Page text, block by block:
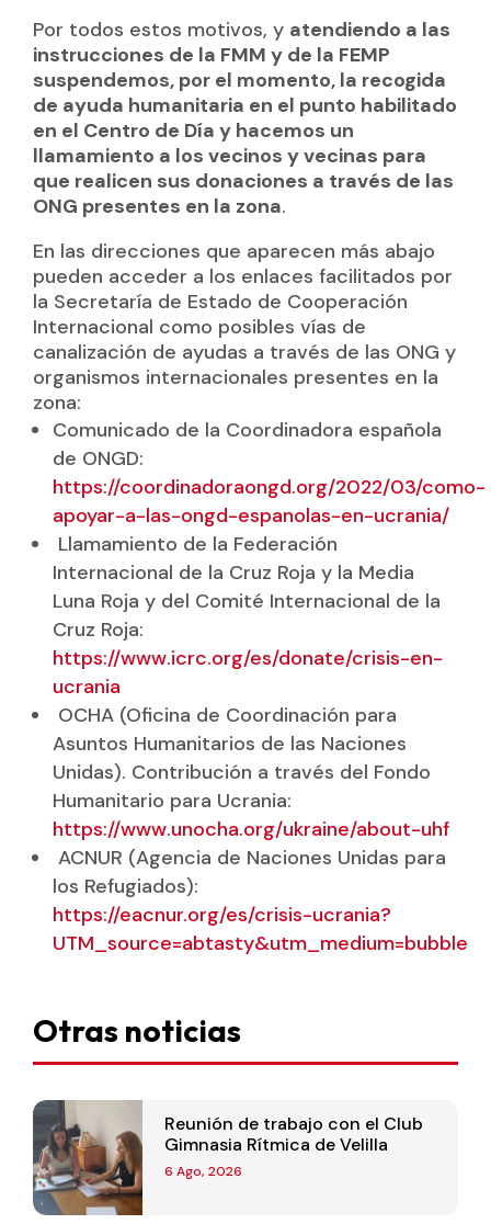
Por todos estos motivos, y atendiendo a las
instrucciones de la FMM y de la FEMP
suspendemos, por el momento, la recogida
de ayuda humanitaria en el punto habilitado
en el Centro de Día y hacemos un
llamamiento a los vecinos y vecinas para
que realicen sus donaciones a través de las
ONG presentes en la zona.
En las direcciones que aparecen más abajo
pueden acceder a los enlaces facilitados por
la Secretaría de Estado de Cooperación
Internacional como posibles vías de
canalización de ayudas a través de las ONG y
organismos internacionales presentes en la
zona:
Comunicado de la Coordinadora española
de ONGD:
https://coordinadoraongd.org/2022/03/como-
apoyar-a-las-ongd-espanolas-en-ucrania/
Llamamiento de la Federación
Internacional de la Cruz Roja y la Media
Luna Roja y del Comité Internacional de la
Cruz Roja:
https://www.icrc.org/es/donate/crisis-en-
ucrania
OCHA (Oficina de Coordinación para
Asuntos Humanitarios de las Naciones
Unidas). Contribución a través del Fondo
Humanitario para Ucrania:
https://www.unocha.org/ukraine/about-uhf
ACNUR (Agencia de Naciones Unidas para
los Refugiados):
https://eacnur.org/es/crisis-ucrania?
UTM_source=abtasty&utm_medium=bubble
Otras noticias
Reunión de trabajo con el Club
Gimnasia Rítmica de Velilla
6 Ago, 2026